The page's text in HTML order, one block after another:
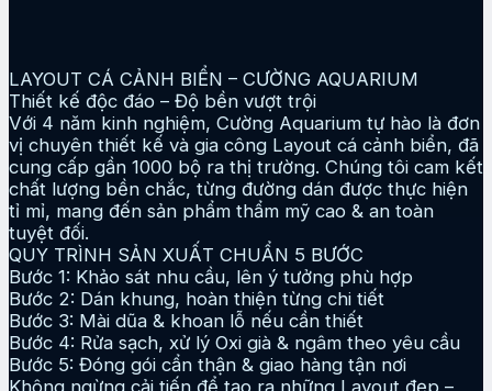
LAYOUT CÁ CẢNH BIỂN – CƯỜNG AQUARIUM
Thiết kế độc đáo – Độ bền vượt trội
Với 4 năm kinh nghiệm, Cường Aquarium tự hào là đơn
vị chuyên thiết kế và gia công Layout cá cảnh biển, đã
cung cấp gần 1000 bộ ra thị trường. Chúng tôi cam kết
chất lượng bền chắc, từng đường dán được thực hiện
tỉ mỉ, mang đến sản phẩm thẩm mỹ cao & an toàn
tuyệt đối.
QUY TRÌNH SẢN XUẤT CHUẨN 5 BƯỚC
Bước 1: Khảo sát nhu cầu, lên ý tưởng phù hợp
Bước 2: Dán khung, hoàn thiện từng chi tiết
Bước 3: Mài dũa & khoan lỗ nếu cần thiết
Bước 4: Rửa sạch, xử lý Oxi già & ngâm theo yêu cầu
Bước 5: Đóng gói cẩn thận & giao hàng tận nơi